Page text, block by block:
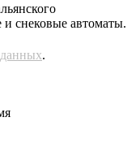
снековые автоматы.
.